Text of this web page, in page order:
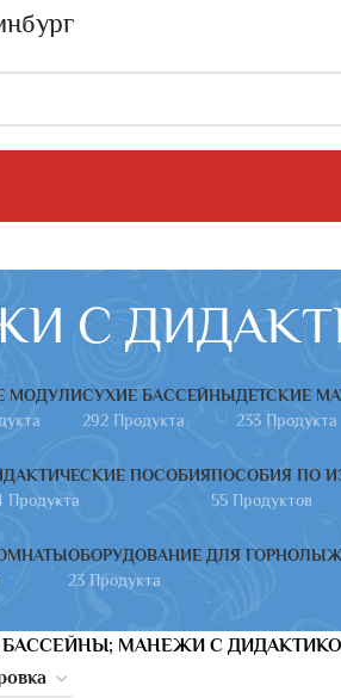
С
МОДУЛИСУХИЕ БАССЕЙНЫ
292 Продукта
ДЕТСКИЕ
233 Продукта
ПОСОБИЯ
Продукта
ПОСОБИЯ ПО
55 Продуктов
ОБОРУДОВАНИЕ ДЛЯ
23 Продукта
БАССЕЙНЫ; МАНЕЖИ С